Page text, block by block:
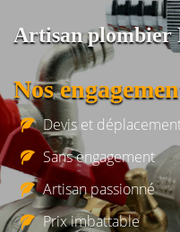
Artisan plombier
Nos
Devis et
Sans engagement
Artisan passionné
Prix imbattable